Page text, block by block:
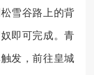
雪谷路上的背
即可完成。青
发，前往皇城